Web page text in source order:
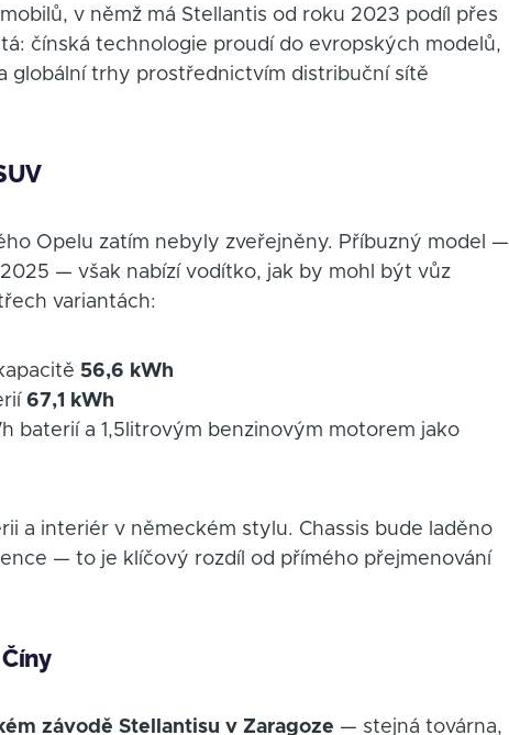
v němž má Stellantis od roku 2023 podíl přes
čínská technologie proudí do evropských modelů,
globální trhy prostřednictvím distribuční sítě
Opelu zatím nebyly zveřejněny. Příbuzný model —
— však nabízí vodítko, jak by mohl být vůz
variantách:
56,6 kWh
67,1 kWh
baterií a 1,5litrovým benzinovým motorem jako
a interiér v německém stylu. Chassis bude laděno
— to je klíčový rozdíl od přímého přejmenování
závodě Stellantisu v Zaragoze — stejná továrna,